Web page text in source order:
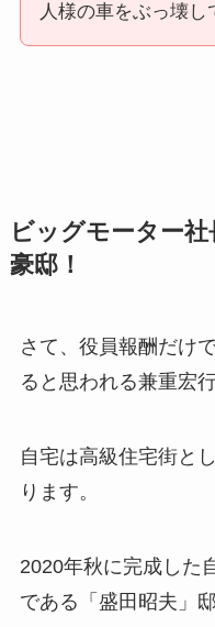
人様の車をぶっ壊
ビッグモーター
豪邸！
さて、役員報酬だけ
ると思われる兼重宏
自宅は高級住宅街と
ります。
2020年秋に完成した
である「盛田昭夫」